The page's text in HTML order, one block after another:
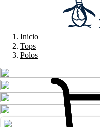
Inicio
Tops
Polos